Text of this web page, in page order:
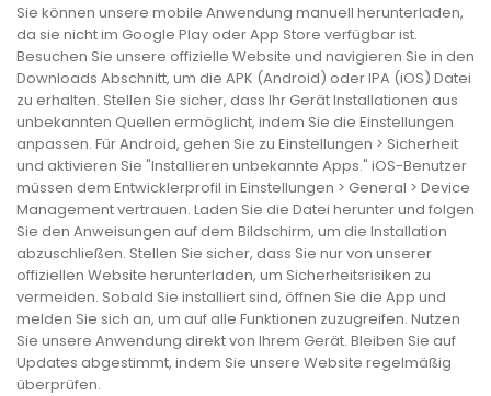
Sie können unsere mobile Anwendung manuell herunterladen,
da sie nicht im Google Play oder App Store verfügbar ist.
Besuchen Sie unsere offizielle Website und navigieren Sie in den
Downloads Abschnitt, um die APK (Android) oder IPA (iOS) Datei
zu erhalten. Stellen Sie sicher, dass Ihr Gerät Installationen aus
unbekannten Quellen ermöglicht, indem Sie die Einstellungen
anpassen. Für Android, gehen Sie zu Einstellungen > Sicherheit
und aktivieren Sie "Installieren unbekannte Apps." iOS-Benutzer
müssen dem Entwicklerprofil in Einstellungen > General > Device
Management vertrauen. Laden Sie die Datei herunter und folgen
Sie den Anweisungen auf dem Bildschirm, um die Installation
abzuschließen. Stellen Sie sicher, dass Sie nur von unserer
offiziellen Website herunterladen, um Sicherheitsrisiken zu
vermeiden. Sobald Sie installiert sind, öffnen Sie die App und
melden Sie sich an, um auf alle Funktionen zuzugreifen. Nutzen
Sie unsere Anwendung direkt von Ihrem Gerät. Bleiben Sie auf
Updates abgestimmt, indem Sie unsere Website regelmäßig
überprüfen.